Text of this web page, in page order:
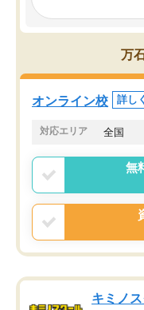
見てから講師を決定す
す。
うちの子は、初回面
オンラインツールを使
共有があり宿題もそち
でした。
言う事で講師変更の
まりに短期での変更
う事にして退会しま
戻せ、授業内容や講
と思います。
万
オンライン校 詳し
対応エリア 全国
無
キミノ